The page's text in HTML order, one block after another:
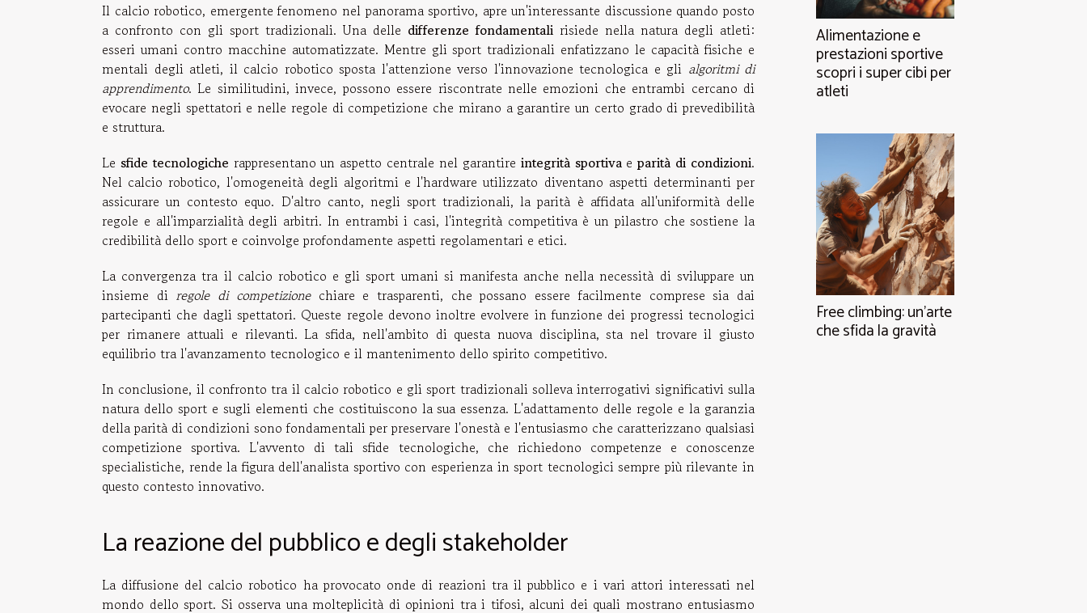
Il calcio robotico, emergente fenomeno nel panorama sportivo, apre un'interessante discussione quando posto
a confronto con gli sport tradizionali. Una delle differenze fondamentali risiede nella natura degli atleti:
esseri umani contro macchine automatizzate. Mentre gli sport tradizionali enfatizzano le capacità fisiche e
mentali degli atleti, il calcio robotico sposta l'attenzione verso l'innovazione tecnologica e gli algoritmi di
apprendimento. Le similitudini, invece, possono essere riscontrate nelle emozioni che entrambi cercano di
evocare negli spettatori e nelle regole di competizione che mirano a garantire un certo grado di prevedibilità
e struttura.
Le sfide tecnologiche rappresentano un aspetto centrale nel garantire integrità sportivaeparità di condizioni.
Nel calcio robotico, l'omogeneità degli algoritmi e l'hardware utilizzato diventano aspetti determinanti per
assicurare un contesto equo. D'altro canto, negli sport tradizionali, la parità è affidata all'uniformità delle
regole e all'imparzialità degli arbitri. In entrambi i casi, l'integrità competitiva è un pilastro che sostiene la
credibilità dello sport e coinvolge profondamente aspetti regolamentari e etici.
La convergenza tra il calcio robotico e gli sport umani si manifesta anche nella necessità di sviluppare un
insieme di regole di competizionechiare e trasparenti, che possano essere facilmente comprese sia dai
partecipanti che dagli spettatori. Queste regole devono inoltre evolvere in funzione dei progressi tecnologici
per rimanere attuali e rilevanti. La sfida, nell'ambito di questa nuova disciplina, sta nel trovare il giusto
equilibrio tra l'avanzamento tecnologico e il mantenimento dello spirito competitivo.
In conclusione, il confronto tra il calcio robotico e gli sport tradizionali solleva interrogativi significativi sulla
natura dello sport e sugli elementi che costituiscono la sua essenza. L'adattamento delle regole e la garanzia
della parità di condizioni sono fondamentali per preservare l'onestà e l'entusiasmo che caratterizzano qualsiasi
competizione sportiva. L'avvento di tali sfide tecnologiche, che richiedono competenze e conoscenze
specialistiche, rende la figura dell'analista sportivo con esperienza in sport tecnologici sempre più rilevante in
questo contesto innovativo.
La reazione del pubblico e degli stakeholder
La diffusione del calcio robotico ha provocato onde di reazioni tra il pubblico e i vari attori interessati nel
mondo dello sport. Si osserva una molteplicità di opinioni tra i tifosi, alcuni dei quali mostrano entusiasmo
Alimentazione e
prestazioni sportive
scopri i super cibi per
atleti
Free climbing: un'arte
che sfida la gravità